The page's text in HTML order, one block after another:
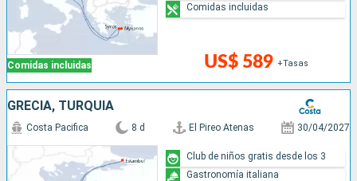
Comidas incluidas US$ 589 +Tasas
Comidas incluidas
GRECIA, TURQUÍA
Costa Pacifica 8 d El Pireo Atenas 30/04/2027
Club de niños gratis desde los 3
Gastronomía italiana